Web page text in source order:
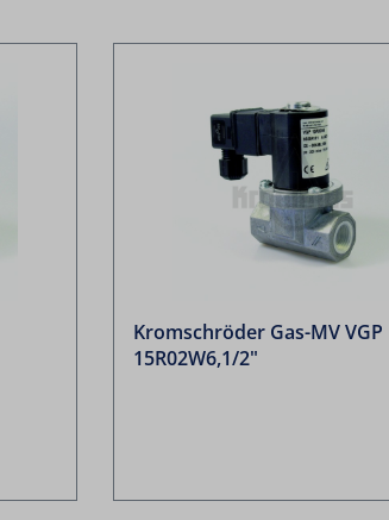
Kromschröder Gas-MV VGP
15R02W6,1/2"